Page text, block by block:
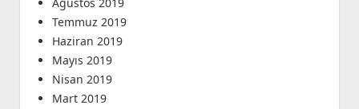
Temmuz 2019
Haziran 2019
Mayıs 2019
Nisan 2019
Mart 2019